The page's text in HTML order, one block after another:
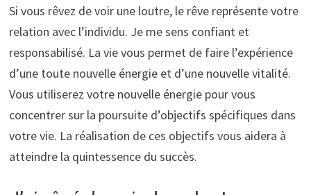
Si vous rêvez de voir une loutre, le rêve représente votre
relation avec l’individu. Je me sens confiant et
responsabilisé. La vie vous permet de faire l’expérience
d’une toute nouvelle énergie et d’une nouvelle vitalité.
Vous utiliserez votre nouvelle énergie pour vous
concentrer sur la poursuite d’objectifs spécifiques dans
votre vie. La réalisation de ces objectifs vous aidera à
atteindre la quintessence du succès.